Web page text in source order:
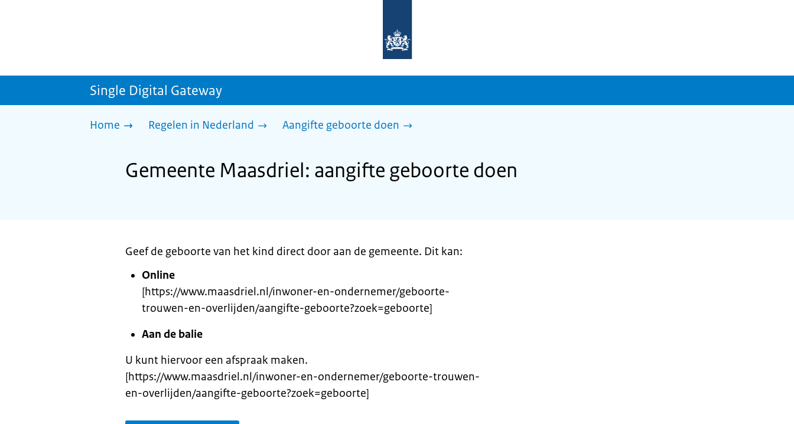
homepage
sdg.rijksoverheid.nl
Single Digital Gateway
Home Regelen in Nederland Aangifte geboorte doen
Gemeente Maasdriel: aangifte geboorte doen
Geef de geboorte van het kind direct door aan de gemeente. Dit kan:
Online
[https://www.maasdriel.nl/inwoner-en-ondernemer/geboorte-
trouwen-en-overlijden/aangifte-geboorte?zoek=geboorte]
Aan de balie
U kunt hiervoor een afspraak maken.
[https://www.maasdriel.nl/inwoner-en-ondernemer/geboorte-trouwen-
en-overlijden/aangifte-geboorte?zoek=geboorte]